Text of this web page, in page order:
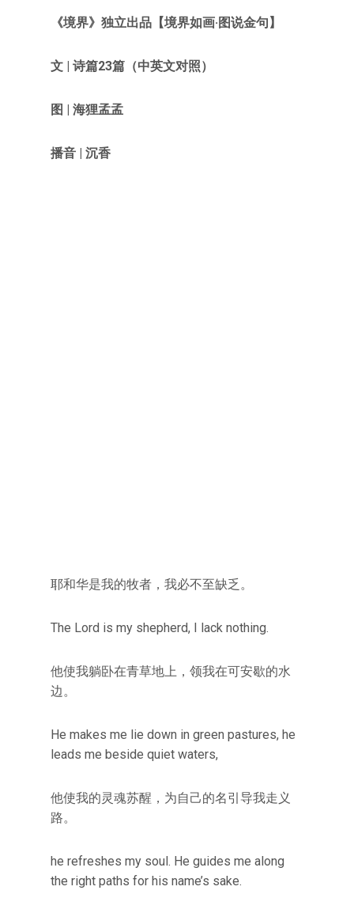
《境界》 独立出品【境界如画·图说金句】
文 | 诗篇23篇（中英文对照）
图 | 海狸孟孟
播音 | 沉香
耶和华是我的牧者，我必不至缺乏。
The Lord is my shepherd, I lack nothing.
他使我躺卧在青草地上，领我在可安歇的水
边。
He makes me lie down in green pastures, he
leads me beside quiet waters,
他使我的灵魂苏醒，为自己的名引导我走义
路。
he refreshes my soul. He guides me along
the right paths for his name’s sake.